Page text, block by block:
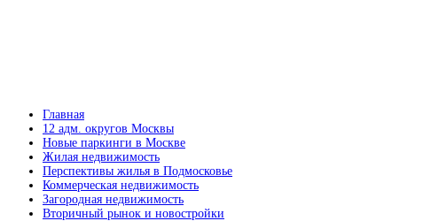
Главная
12 адм. округов Москвы
Новые паркинги в Москве
Жилая недвижимость
Перспективы жилья в Подмосковье
Коммерческая недвижимость
Загородная недвижимость
Вторичный рынок и новостройки